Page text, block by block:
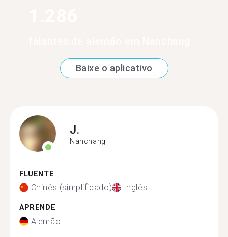
Baixe o aplicativo
J.
Nanchang
FLUENTE
Chinês (simplificado) Inglês
APRENDE
Alemão